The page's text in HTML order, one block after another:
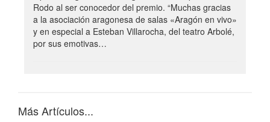
Rodo al ser conocedor del premio. “Muchas gracias
a la asociación aragonesa de salas «Aragón en vivo»
y en especial a Esteban Villarocha, del teatro Arbolé,
por sus emotivas…
Más Artículos...